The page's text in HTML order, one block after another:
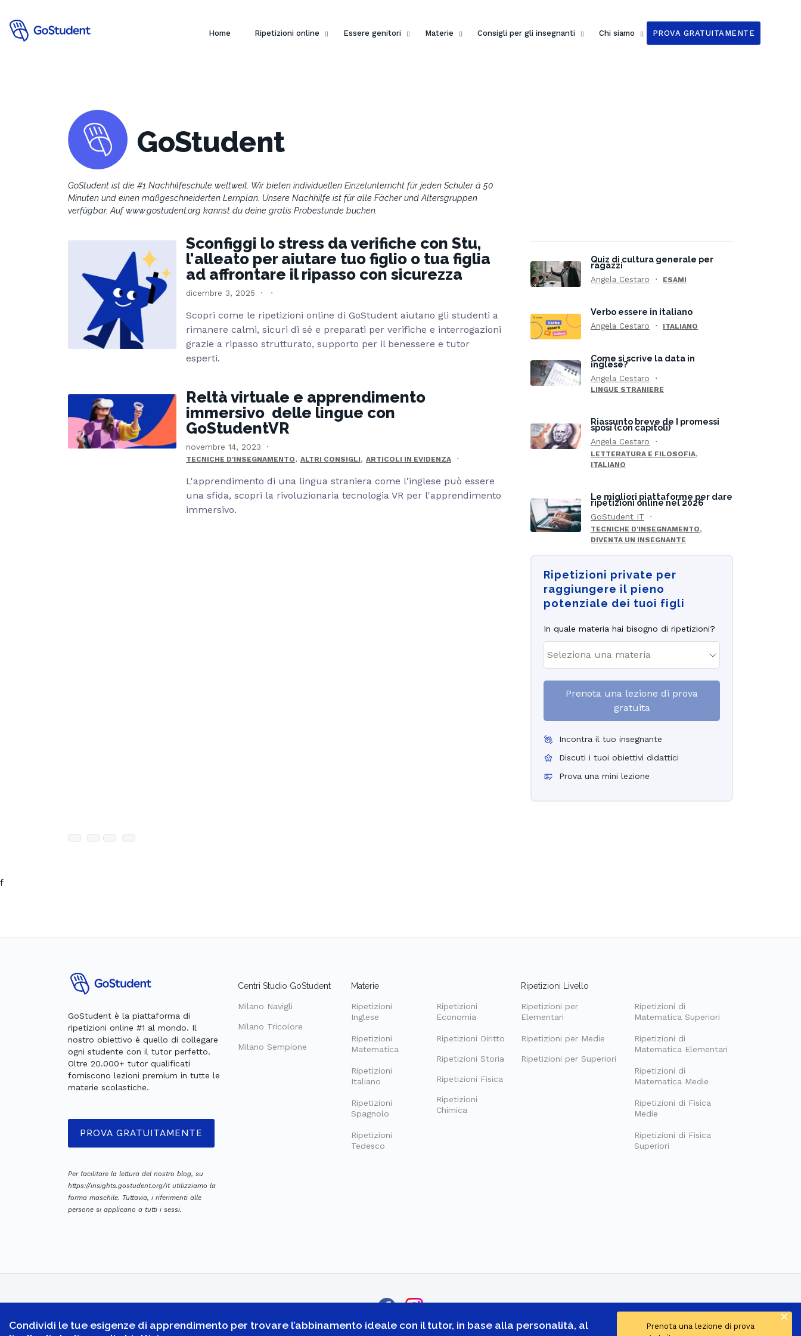
×
Condividi le tue esigenze di apprendimento per trovare l’abbinamento ideale con il tutor, in base alla personalità, al
Prenota una lezione di prova
Home Ripetizioni online Essere genitori Materie Consigli per gli insegnanti Chi siamo PROVA GRATUITAMENTE
GoStudent
GoStudent ist die #1 Nachhilfeschule weltweit. Wir bieten individuellen Einzelunterricht für jeden Schüler á 50
Minuten und einen maßgeschneiderten Lernplan. Unsere Nachhilfe ist für alle Fächer und Altersgruppen
verfügbar. Auf www.gostudent.org kannst du deine gratis Probestunde buchen.
Sconfiggi lo stress da verifiche con Stu,
l'alleato per aiutare tuo figlio o tua figlia
ad affrontare il ripasso con sicurezza
dicembre 3, 2025
Scopri come le ripetizioni online di GoStudent aiutano gli studenti a
rimanere calmi, sicuri di sé e preparati per verifiche e interrogazioni
grazie a ripasso strutturato, supporto per il benessere e tutor
esperti.
Reltà virtuale e apprendimento
immersivo delle lingue con
GoStudentVR
novembre 14, 2023
TECNICHE D'INSEGNAMENTO, ALTRI CONSIGLI, ARTICOLI IN EVIDENZA
L'apprendimento di una lingua straniera come l'inglese può essere
una sfida, scopri la rivoluzionaria tecnologia VR per l'apprendimento
immersivo.
Quiz di cultura generale per
ragazzi
Angela Cestaro ESAMI
Verbo essere in italiano
Angela Cestaro ITALIANO
Come si scrive la data in
inglese?
Angela Cestaro
LINGUE STRANIERE
Riassunto breve de I promessi
sposi (con capitoli)
Angela Cestaro
LETTERATURA E FILOSOFIA,
ITALIANO
Le migliori piattaforme per dare
ripetizioni online nel 2026
GoStudent IT
TECNICHE D'INSEGNAMENTO,
DIVENTA UN INSEGNANTE
Ripetizioni private per
raggiungere il pieno
potenziale dei tuoi figli
In quale materia hai bisogno di ripetizioni?
Prenota una lezione di prova
gratuita
Incontra il tuo insegnante
Discuti i tuoi obiettivi didattici
Prova una mini lezione
f
GoStudent è la piattaforma di
ripetizioni online #1 al mondo. Il
nostro obiettivo è quello di collegare
ogni studente con il tutor perfetto.
Oltre 20.000+ tutor qualificati
forniscono lezioni premium in tutte le
materie scolastiche.
PROVA GRATUITAMENTE
Per facilitare la lettura del nostro blog, su
https://insights.gostudent.org/it utilizziamo la
forma maschile. Tuttavia, i riferimenti alle
persone si applicano a tutti i sessi.
Centri Studio GoStudent
Milano Navigli
Milano Tricolore
Milano Sempione
Materie
Ripetizioni
Inglese
Ripetizioni
Matematica
Ripetizioni
Italiano
Ripetizioni
Spagnolo
Ripetizioni
Tedesco
Ripetizioni
Economia
Ripetizioni Diritto
Ripetizioni Storia
Ripetizioni Fisica
Ripetizioni
Chimica
Ripetizioni Livello
Ripetizioni per
Elementari
Ripetizioni per Medie
Ripetizioni per Superiori
Ripetizioni di
Matematica Superiori
Ripetizioni di
Matematica Elementari
Ripetizioni di
Matematica Medie
Ripetizioni di Fisica
Medie
Ripetizioni di Fisica
Superiori
- TUTTI I DIRITTI RISERVATI.